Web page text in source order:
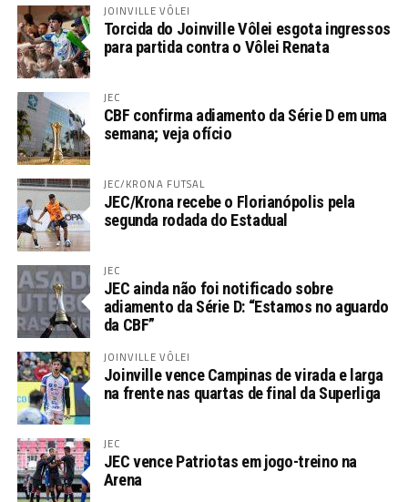
JOINVILLE VÔLEI
Torcida do Joinville Vôlei esgota ingressos
para partida contra o Vôlei Renata
JEC
CBF confirma adiamento da Série D em uma
semana; veja ofício
JEC/KRONA FUTSAL
JEC/Krona recebe o Florianópolis pela
segunda rodada do Estadual
JEC
JEC ainda não foi notificado sobre
adiamento da Série D: “Estamos no aguardo
da CBF”
JOINVILLE VÔLEI
Joinville vence Campinas de virada e larga
na frente nas quartas de final da Superliga
JEC
JEC vence Patriotas em jogo-treino na
Arena